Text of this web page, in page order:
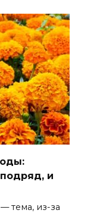
и
тема, из-за